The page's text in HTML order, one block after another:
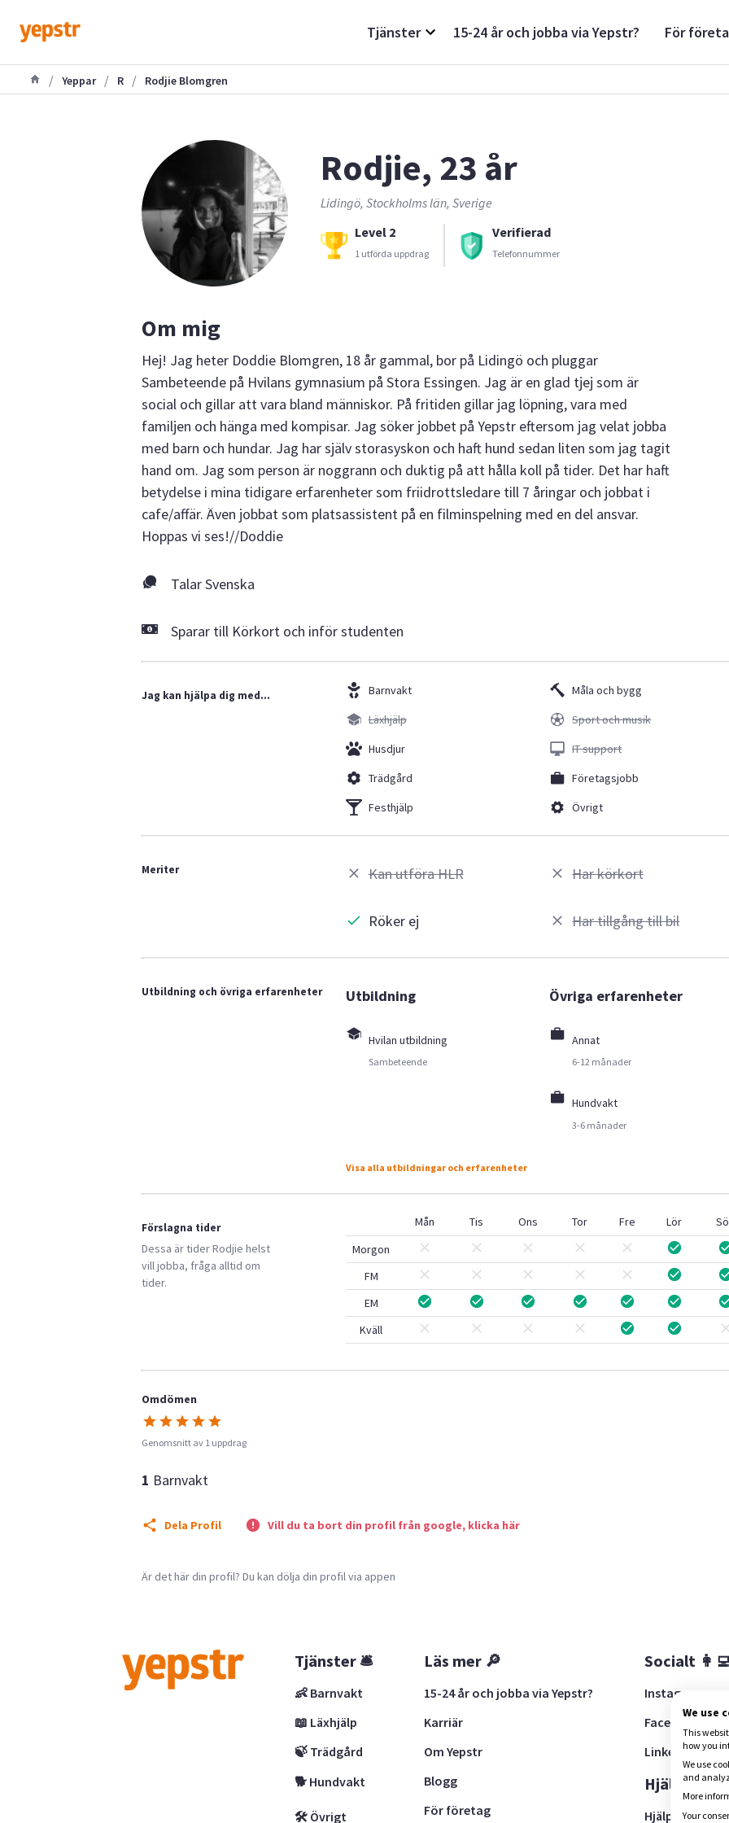
Tjänster 15-24 år och jobba via Yepstr? För
/ Yeppar / R / Rodjie Blomgren
Rodjie, 23 år
Lidingö, Stockholms län, Sverige
Level 2
1 utförda uppdrag
Verifierad
Telefonnummer
Om mig
Hej! Jag heter Doddie Blomgren, 18 år gammal, bor på Lidingö och pluggar
Sambeteende på Hvilans gymnasium på Stora Essingen. Jag är en glad tjej som är
social och gillar att vara bland människor. På fritiden gillar jag löpning, vara med
familjen och hänga med kompisar. Jag söker jobbet på Yepstr eftersom jag velat jobba
med barn och hundar. Jag har själv storasyskon och haft hund sedan liten som jag tagit
hand om. Jag som person är noggrann och duktig på att hålla koll på tider. Det har haft
betydelse i mina tidigare erfarenheter som friidrottsledare till 7 åringar och jobbat i
cafe/affär. Även jobbat som platsassistent på en filminspelning med en del ansvar.
Hoppas vi ses!//Doddie
Talar Svenska
Sparar till Körkort och inför studenten
Jag kan hjälpa dig med...
Barnvakt
Läxhjälp
Husdjur
Trädgård
Festhjälp
Måla och bygg
Sport och musik
IT support
Företagsjobb
Övrigt
Meriter Kan utföra HLR
Röker ej
Har körkort
Har tillgång till bil
Utbildning och övriga erfarenheter Utbildning
Hvilan utbildning
Sambeteende
Övriga erfarenheter
Annat
6-12 månader
Hundvakt
3-6 månader
Visa alla utbildningar och erfarenheter
Förslagna tider
Dessa är tiderRodjie helst
vill jobba, fråga alltid om
tider.
Mån Tis Ons Tor Fre Lör
Morgon
FM
EM
Kväll
Omdömen
Genomsnitt av 1 uppdrag
1 Barnvakt
Dela Profil Vill du ta bort din profil från google, klicka här
Är det här din profil? Du kan dölja din profil via appen
Tjänster 🛎
👶 Barnvakt
📖 Läxhjälp
🍃 Trädgård
🐕 Hundvakt
🛠 Övrigt
Läs mer 🔎
15-24 år och jobba via Yepstr?
Karriär
Om Yepstr
Blogg
För företag
Socialt
Instagram
Facebook
LinkedIn
Hjälp 🚨
Hjälpcenter
We use
This
how you
We use
and
More
Your